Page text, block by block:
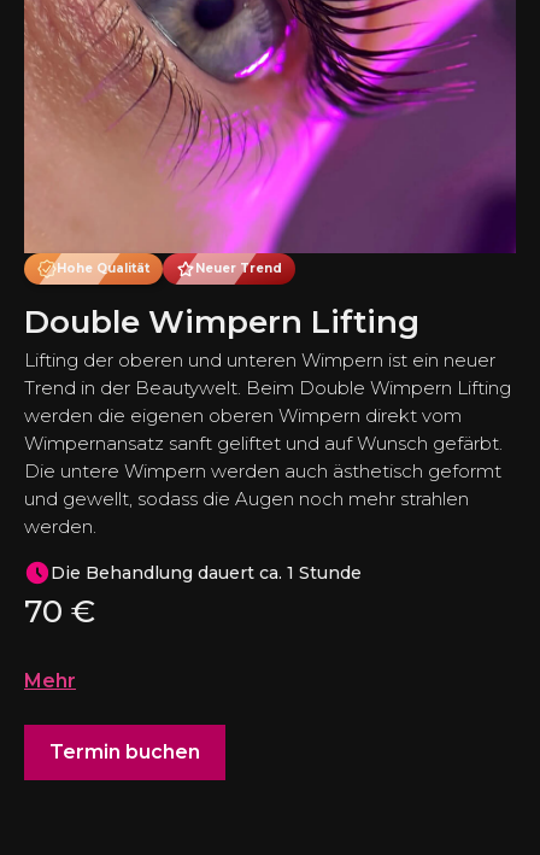
Hohe Qualität Neuer Trend
Double Wimpern Lifting
Lifting der oberen und unteren Wimpern ist ein neuer
Trend in der Beautywelt. Beim Double Wimpern Lifting
werden die eigenen oberen Wimpern direkt vom
Wimpernansatz sanft geliftet und auf Wunsch gefärbt.
Die untere Wimpern werden auch ästhetisch geformt
und gewellt, sodass die Augen noch mehr strahlen
werden.
Die Behandlung dauert ca. 1 Stunde
70 €
Mehr
Termin buchen